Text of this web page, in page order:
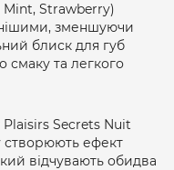
Strawberry)
зменшуючи
блиск для губ
смаку та легкого
Secrets Nuit
створюють ефект
відчувають обидва